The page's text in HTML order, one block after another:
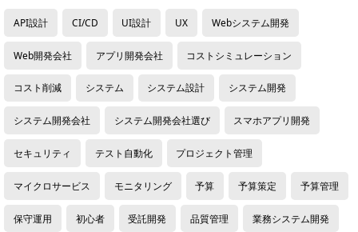
API設計 CI/CD UI設計 UX Webシステム開発
Web開発会社 アプリ開発会社 コストシミュレーション
コスト削減 システム システム設計 システム開発
システム開発会社 システム開発会社選び スマホアプリ開発
セキュリティ テスト自動化 プロジェクト管理
マイクロサービス モニタリング 予算 予算策定 予算管理
保守運用 初心者 受託開発 品質管理 業務システム開発